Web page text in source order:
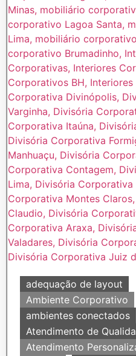
adequação de layout
Ambiente Corporativo
ambientes conectados
Atendimento de
Atendimento